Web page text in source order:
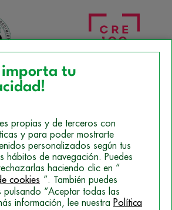
importa tu
propias y de terceros con
y para poder mostrarte
personalizados según tus
hábitos de navegación. Puedes
haciendo clic en “
cookies ”. También puedes
pulsando “Aceptar todas las
información, lee nuestra Política